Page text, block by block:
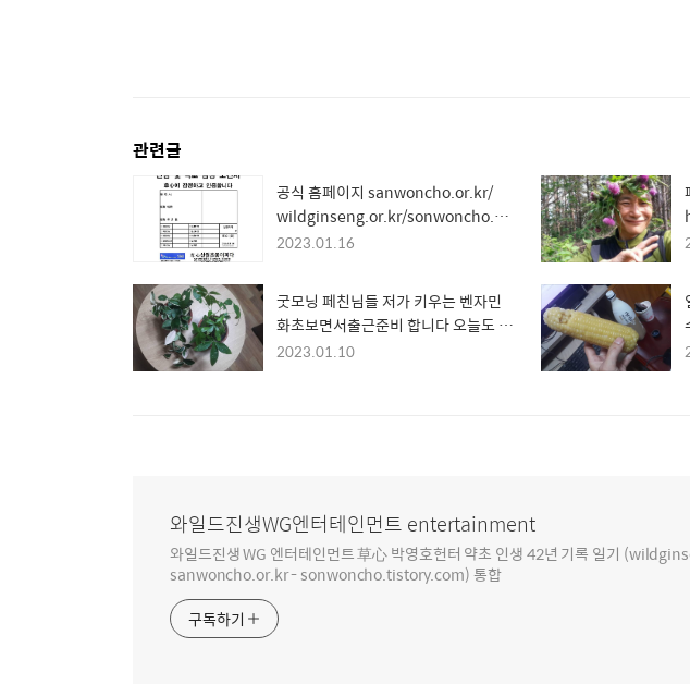
관련글
공식 홈페이지 sanwoncho.or.kr/
wildginseng.or.kr/sonwoncho.tistory.com/
하나로 통합 운영중
2023.01.16
굿모닝 페친님들 저가 키우는 벤자민
화초보면서출근준비 합니다 오늘도 멋
진 하루되세요
2023.01.10
와일드진생WG엔터테인먼트 entertainment
와일드진생 WG 엔터테인먼트 草心 박영호헌터 약초 인생 42년 기록 일기
sanwoncho.or.kr - sonwoncho.tistory.com) 통합
구독하기